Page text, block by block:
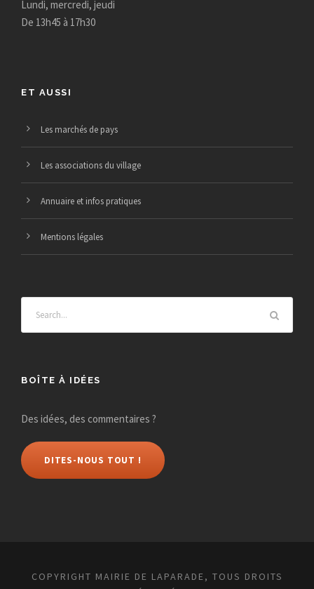
Lundi, mercredi, jeudi
De 13h45 à 17h30
ET AUSSI
Les marchés de pays
Les associations du village
Annuaire et infos pratiques
Mentions légales
BOÎTE À IDÉES
Des idées, des commentaires ?
DITES-NOUS TOUT !
COPYRIGHT MAIRIE DE LAPARADE, TOUS DROITS